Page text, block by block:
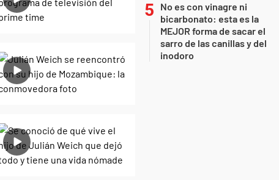
No es con vinagre ni
bicarbonato: esta es la
MEJOR forma de sacar el
sarro de las canillas y del
inodoro